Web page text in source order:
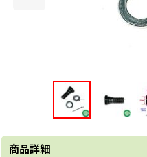
商品詳細